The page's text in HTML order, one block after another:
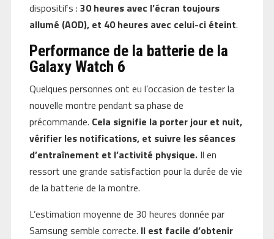
dispositifs : 30 heures avec l’écran toujours
allumé (AOD), et 40 heures avec celui-ci éteint.
Performance de la batterie de la
Galaxy Watch 6
Quelques personnes ont eu l’occasion de tester la
nouvelle montre pendant sa phase de
précommande. Cela signifie la porter jour et nuit,
vérifier les notifications, et suivre les séances
d’entraînement et l’activité physique.Il en
ressort une grande satisfaction pour la durée de vie
de la batterie de la montre.
L’estimation moyenne de 30 heures donnée par
Samsung semble correcte. Il est facile d’obtenir